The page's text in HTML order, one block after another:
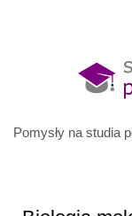
Pomysły na studia